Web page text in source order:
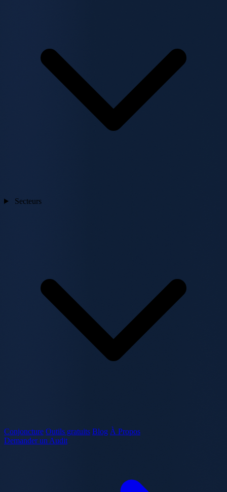
Secteurs
Conjoncture Outils gratuits Blog À Propos
Demander un Audit